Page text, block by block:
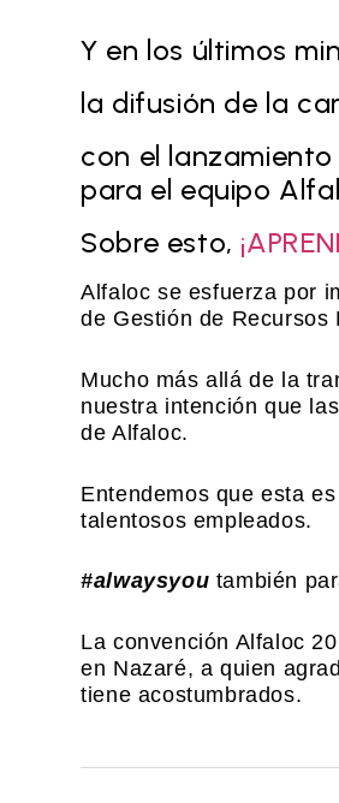
Y en los últimos
la difusión de la
con el
para el equipo
Sobre esto,
Alfaloc se esfuerza por
de Gestión de Recursos
Mucho más allá de la
nuestra intención que
de Alfaloc.
Entendemos que esta
talentosos empleados.
#alwaysyou también
La convención Alfaloc
en Nazaré, a quien
tiene acostumbrados.